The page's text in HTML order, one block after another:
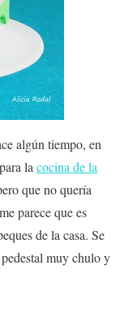
algún tiempo, en
la cocina de la
que no quería
parece que es
de la casa. Se
muy chulo y